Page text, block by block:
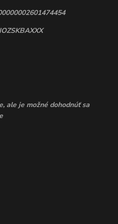
ale je možné dohodnúť sa